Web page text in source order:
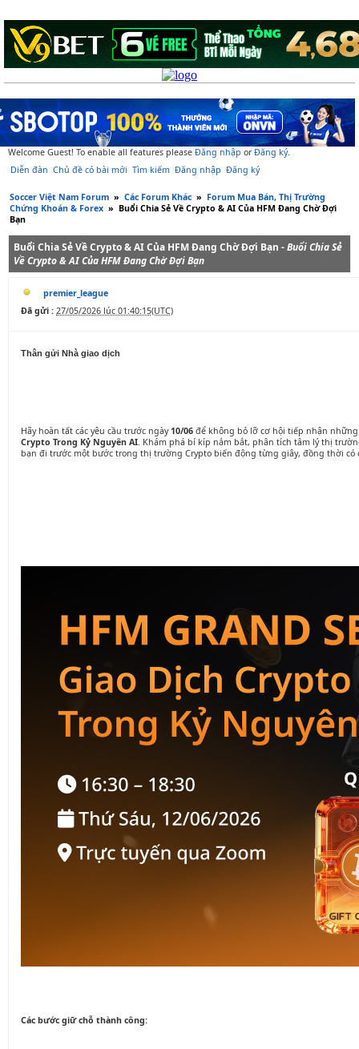
Welcome Guest! To enable all features please Đăng nhập orĐăng ký.
Diễn đàn Chủ đề có bài mới Tìm kiếm Đăng nhập Đăng ký
Soccer Việt Nam Forum » Các Forum Khác » Forum Mua Bán, Thị Trường
Chứng Khoán & Forex » Buổi Chia Sẻ Về Crypto & AI Của HFM Đang Chờ Đợi
Bạn
Buổi Chia Sẻ Về Crypto & AI Của HFM Đang Chờ Đợi Bạn -Buổi Chia Sẻ
Về Crypto & AI Của HFM Đang Chờ Đợi Bạn
premier_league
Đã gửi : 27/05/2026 lúc 01:40:15(UTC)
Thân gửi Nhà giao dịch
Hãy hoàn tất các yêu cầu trước ngày10/06 để không bỏ lỡ cơ hội tiếp nhận
Crypto Trong Kỷ Nguyên AI. Khám phá bí kíp nắm bắt, phân tích tâm lý thị
bạn đi trước một bước trong thị trường Crypto biến động từng giây, đồng thời có
Các bước giữ chỗ thành công: